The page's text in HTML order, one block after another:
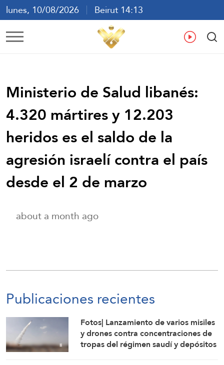
lunes, 10/08/2026
Beirut 14:13
ع En
Ministerio de Salud libanés:
4.320 mártires y 12.203
heridos es el saldo de la
agresión israelí contra el país
desde el 2 de marzo
about a month ago
Publicaciones recientes
Fotos| Lanzamiento de varios misiles
y drones contra concentraciones de
tropas del régimen saudí y depósitos